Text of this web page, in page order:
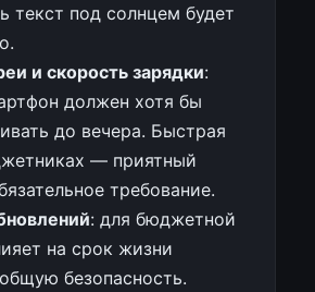
текст под солнцем будет
и скорость зарядки:
должен хотя бы
до вечера. Быстрая
— приятный
требование.
: для бюджетной
на срок жизни
безопасность.